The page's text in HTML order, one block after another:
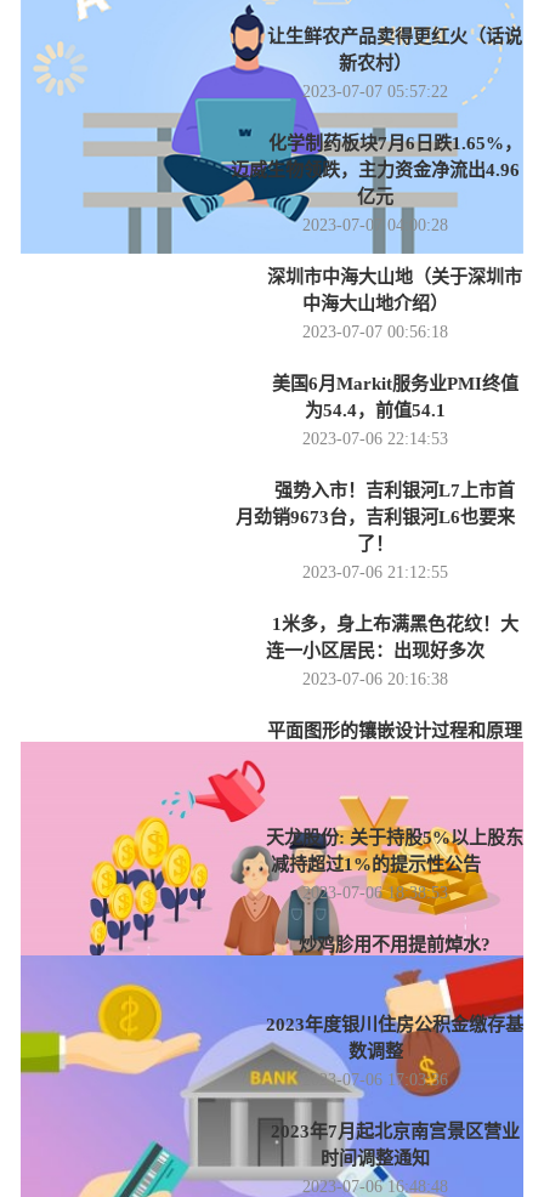
让生鲜农产品卖得更红火（话说
新农村）
2023-07-07 05:57:22
化学制药板块7月6日跌1.65%，
迈威生物领跌，主力资金净流出4.96
亿元
2023-07-07 04:00:28
深圳市中海大山地（关于深圳市
中海大山地介绍）
2023-07-07 00:56:18
美国6月Markit服务业PMI终值
为54.4，前值54.1
2023-07-06 22:14:53
强势入市！吉利银河L7上市首
月劲销9673台，吉利银河L6也要来
了！
2023-07-06 21:12:55
1米多，身上布满黑色花纹！大
连一小区居民：出现好多次
2023-07-06 20:16:38
平面图形的镶嵌设计过程和原理
天龙股份: 关于持股5%以上股东
减持超过1%的提示性公告
2023-07-06 18:38:53
炒鸡胗用不用提前焯水?
2023-07-06 18:02:32
2023年度银川住房公积金缴存基
数调整
2023-07-06 17:03:36
2023年7月起北京南宫景区营业
时间调整通知
2023-07-06 16:48:48